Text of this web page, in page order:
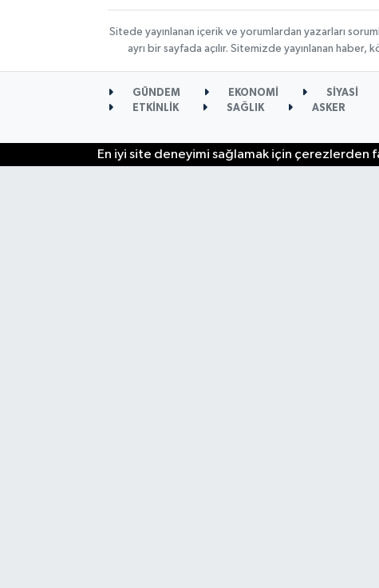
Sitede yayınlanan içerik ve yorumlardan yazarları
ayrı bir sayfada açılır. Sitemizde yayınlanan
GÜNDEM EKONOMİ SİYASİ
ETKİNLİK
SAĞLIK ASKER
En iyi site deneyimi sağlamak için çerezlerden